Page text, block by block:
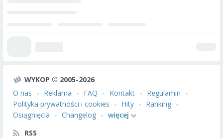
WYKOP © 2005-2026
O nas
Reklama FAQ Kontakt
Regulamin
Polityka prywatności i cookies
Hity
Ranking
Osiągnięcia
Changelog
więcej
RSS